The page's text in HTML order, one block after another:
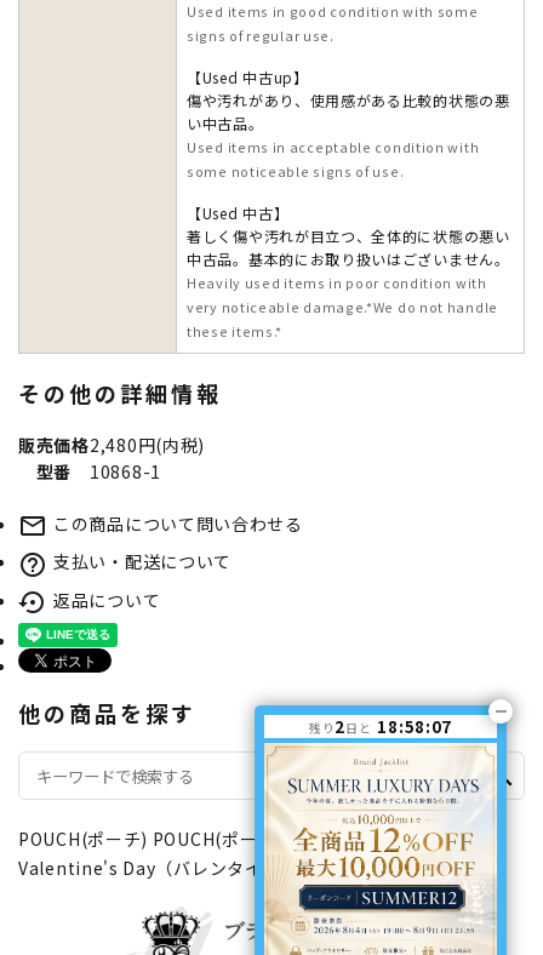
Used items in good condition with some
signs of regular use.
【Used 中古up】
傷や汚れがあり、使用感がある比較的状態の悪
い中古品。
Used items in acceptable condition with
some noticeable signs of use.
【Used 中古】
著しく傷や汚れが目立つ、全体的に状態の悪い
中古品。基本的にお取り扱いはございません。
Heavily used items in poor condition with
very noticeable damage.*We do not handle
these items.*
その他の詳細情報
販売価格2,480円(内税)
型番
10868-1
mail_outline この商品について問い合わせる
help_outline 支払い・配送について
settings_backup_restore 返品について
他の商品を探す
search
POUCH(ポーチ) POUCH(ポーチ) 巾着タイプ
Valentine's Day（バレンタインデー特集）
残り 2日と 18:58:07